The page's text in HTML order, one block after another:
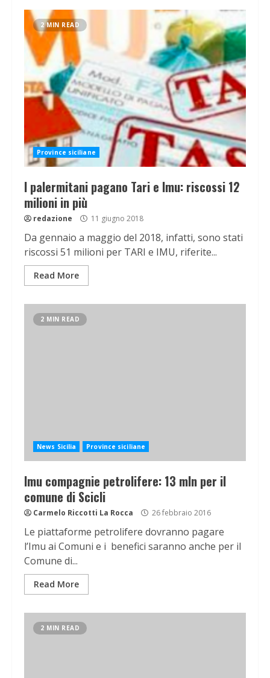
2 MIN READ
Province siciliane
I palermitani pagano Tari e Imu: riscossi 12
milioni in più
redazione 11 giugno 2018
Da gennaio a maggio del 2018, infatti, sono stati
riscossi 51 milioni per TARI e IMU, riferite...
Read More
2 MIN READ
News Sicilia Province siciliane
Imu compagnie petrolifere: 13 mln per il
comune di Scicli
Carmelo Riccotti La Rocca 26 febbraio 2016
Le piattaforme petrolifere dovranno pagare
l’Imu ai Comuni e i benefici saranno anche per il
Comune di...
Read More
2 MIN READ